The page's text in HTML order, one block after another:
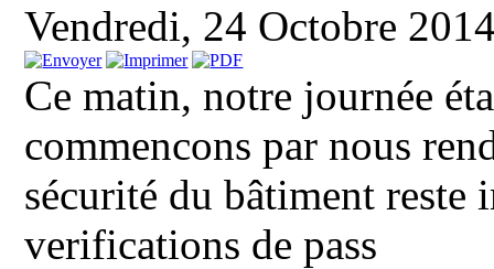
Vendredi, 24 Octobre
Ce matin, notre journée
commencons par nous
sécurité du bâtiment reste
verifications de pass